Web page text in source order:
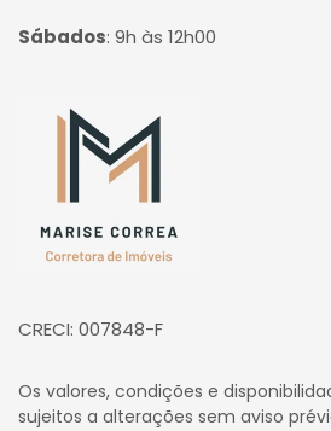
Sábados: 9h às 12h00
Página inicial
CRECI: 007848-F
Os valores, condições e
sujeitos a alterações sem aviso